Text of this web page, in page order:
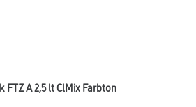
A 2,5 lt ClMix Farbton